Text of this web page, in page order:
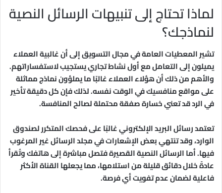
لماذا تحتاج إلى تنبيهات الرسائل النصية
لنماذجك؟
تشير المعطيات العامة في مجال التسويق إلى أن غالبية العملاء
يميلون إلى التعامل مع أول نشاط تجاري يستجيب لاستفساراتهم.
والأهم من ذلك أن هؤلاء العملاء غالبًا ما يملؤون نماذج مماثلة
على مواقع منافسيك في الوقت نفسه. لذلك فإن كل دقيقة تأخير
في الرد قد تعني خسارة صفقة محتملة لصالح المنافسة.
تعتمد رسائل البريد الإلكتروني غالبًا على فحصك المتكرر لصندوق
الوارد، وقد تنتهي بعض الإشعارات في مجلد الرسائل غير المرغوب
فيها. أما الرسائل النصية القصيرة فتصل مباشرة إلى هاتفك وتُقرأ
عادةً خلال دقائق قليلة من استلامها، مما يجعلها القناة الأكثر
فاعلية لضمان عدم تفويت أي فرصة.